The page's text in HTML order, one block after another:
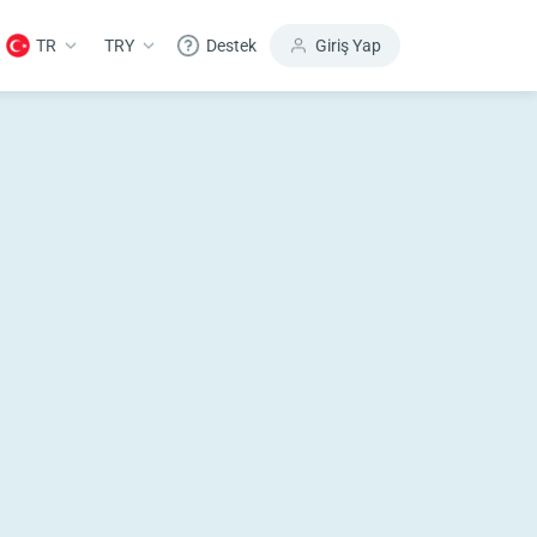
TR TRY Destek Giriş Yap